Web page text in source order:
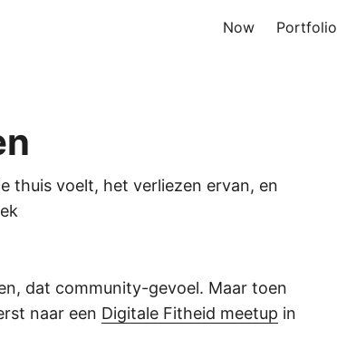
Now Portfolio
thuis voelt, het verliezen ervan, en
dat community-gevoel. Maar toen
naar een Digitale Fitheid meetup in